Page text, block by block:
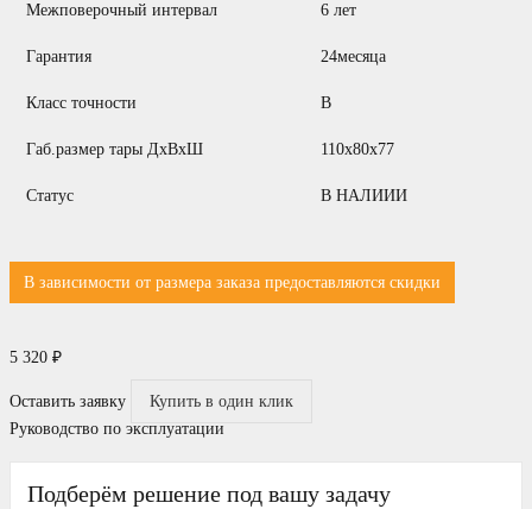
Межповерочный интервал 6 лет
Гарантия 24месяца
Класс точности B
Габ.размер тары ДхВхШ 110х80х77
Статус В НАЛИИИ
В зависимости от размера заказа предоставляются скидки
5 320 ₽
Оставить заявку
Купить в один клик
Руководство по эксплуатации
Подберём решение под вашу задачу